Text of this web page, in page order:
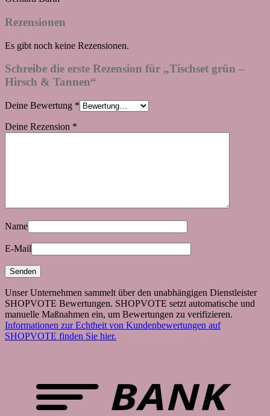
Rezensionen
Es gibt noch keine Rezensionen.
Schreibe die erste Rezension für „Tischset grün –
Hirsch & Tannen“
Deine Bewertung *
Deine Rezension *
Name
E-Mail
Unser Unternehmen sammelt über den unabhängigen Dienstleister
SHOPVOTE Bewertungen. SHOPVOTE setzt automatische und
manuelle Maßnahmen ein, um Bewertungen zu verifizieren.
Informationen zur Echtheit von Kundenbewertungen auf
SHOPVOTE finden Sie hier.